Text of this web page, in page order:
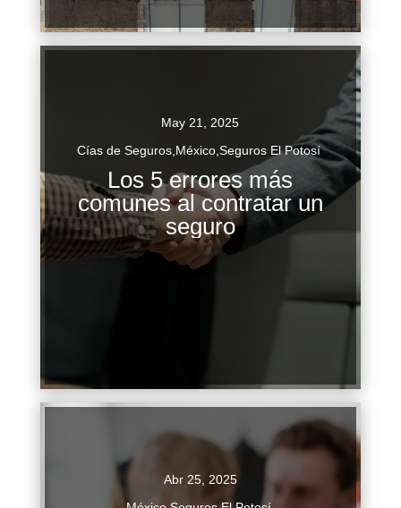
Continuar Leyendo
May 21, 2025
Cías de Seguros,México,Seguros El Potosí
Los 5 errores más
comunes al contratar un
seguro
Los 5 errores más comunes al contratar un
seguro Contratar un seguro, ya sea de salud,
automóvil, hogar o vida, es una decisión
financiera crucial que puede ofrecer...
Abr 25, 2025